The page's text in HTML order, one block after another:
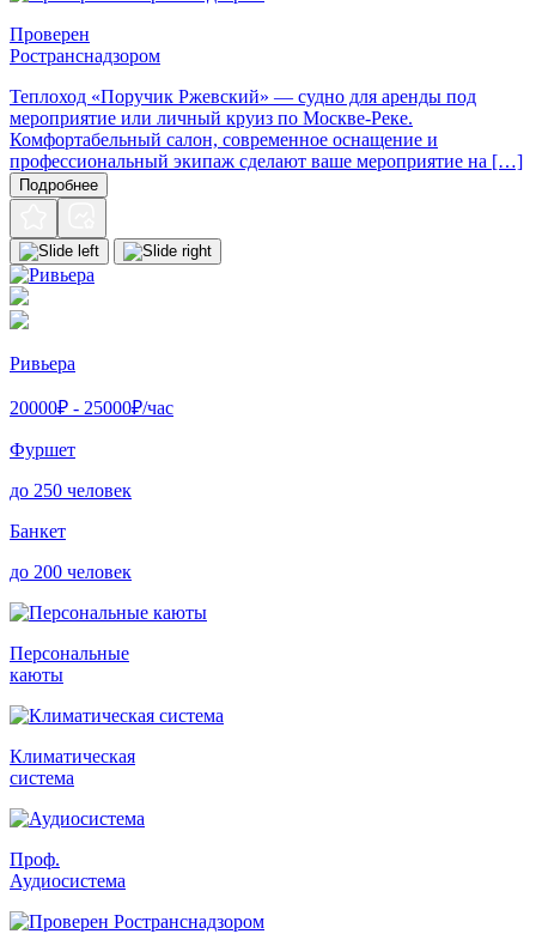
Проверен
Ространснадзором
Теплоход «Поручик Ржевский» — судно для аренды под
мероприятие или личный круиз по Москве-Реке.
Комфортабельный салон, современное оснащение и
профессиональный экипаж сделают ваше мероприятие на […]
Подробнее
Ривьера
20000₽ - 25000₽/час
Фуршет
до 250 человек
Банкет
до 200 человек
Персональные
каюты
Климатическая
система
Проф.
Аудиосистема